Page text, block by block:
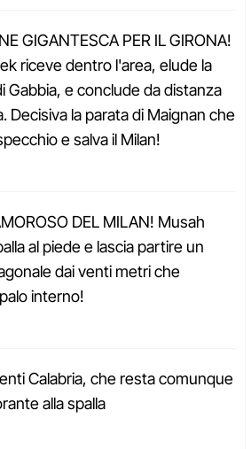
GIGANTESCA PER IL GIRONA!
riceve dentro l'area, elude la
Gabbia, e conclude da distanza
Decisiva la parata di Maignan che
e salva il Milan!
DEL MILAN! Musah
al piede e lascia partire un
dai venti metri che
interno!
Calabria, che resta comunque
alla spalla